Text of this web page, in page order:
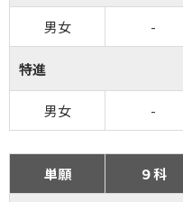
男女 -
特進
男女 -
単願 ９科